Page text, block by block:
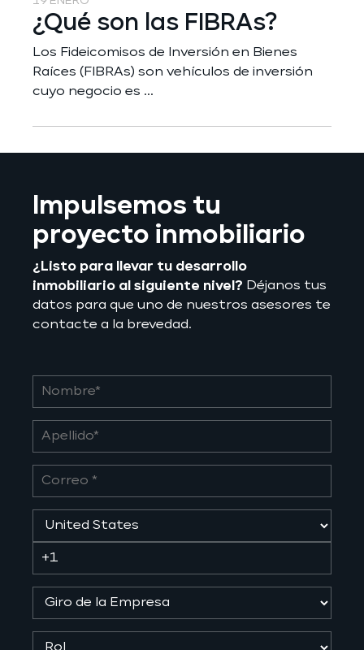
¿Qué son las FIBRAs?
Los Fideicomisos de Inversión en Bienes
Raíces (FIBRAs) son vehículos de inversión
cuyo negocio es ...
Impulsemos tu
proyecto inmobiliario
¿Listo para llevar tu desarrollo
inmobiliario al siguiente nivel? Déjanos tus
datos para que uno de nuestros asesores te
contacte a la brevedad.